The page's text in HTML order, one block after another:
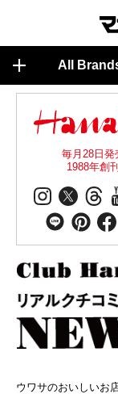
All
毎月28日発
1988年創刊
ウワサのおいしいお